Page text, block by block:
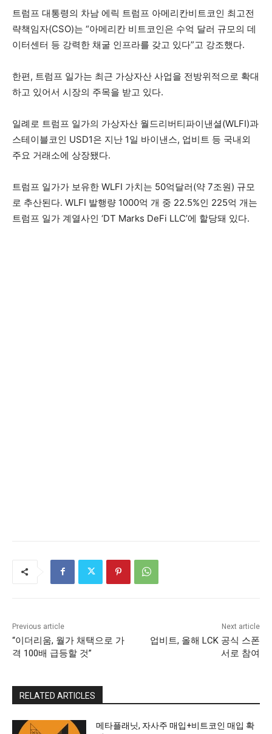
트럼프 대통령의 차남 에릭 트럼프 아메리칸비트코인 최고전
략책임자(CSO)는 “아메리칸 비트코인은 수억 달러 규모의 데
이터센터 등 강력한 채굴 인프라를 갖고 있다”고 강조했다.
한편, 트럼프 일가는 최근 가상자산 사업을 전방위적으로 확대
하고 있어서 시장의 주목을 받고 있다.
일례로 트럼프 일가의 가상자산 월드리버티파이낸셜(WLFI)과
스테이블코인 USD1은 지난 1일 바이낸스, 업비트 등 국내외
주요 거래소에 상장됐다.
트럼프 일가가 보유한 WLFI 가치는 50억달러(약 7조원) 규모
로 추산된다. WLFI 발행량 1000억 개 중 22.5%인 225억 개는
트럼프 일가 계열사인 ‘DT Marks DeFi LLC’에 할당돼 있다.
Previous article
“이더리움, 월가 채택으로 가
격 100배 급등할 것”
Next article
업비트, 올해 LCK 공식 스폰
서로 참여
RELATED ARTICLES
메타플래닛, 자사주 매입+비트코인 매입 확